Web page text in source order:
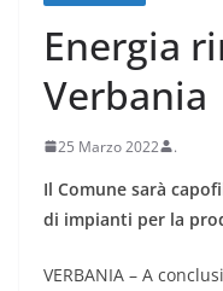
Energia
Verbania
25 Marzo 2022 .
Il Comune sarà
di impianti per la
VERBANIA – A